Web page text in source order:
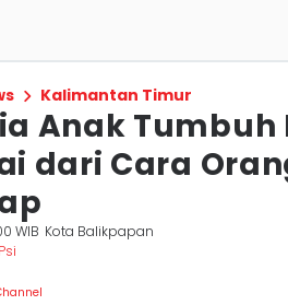
Kalimantan Timur
Anak Tumbuh
dari Cara
WIB Kota Balikpapan